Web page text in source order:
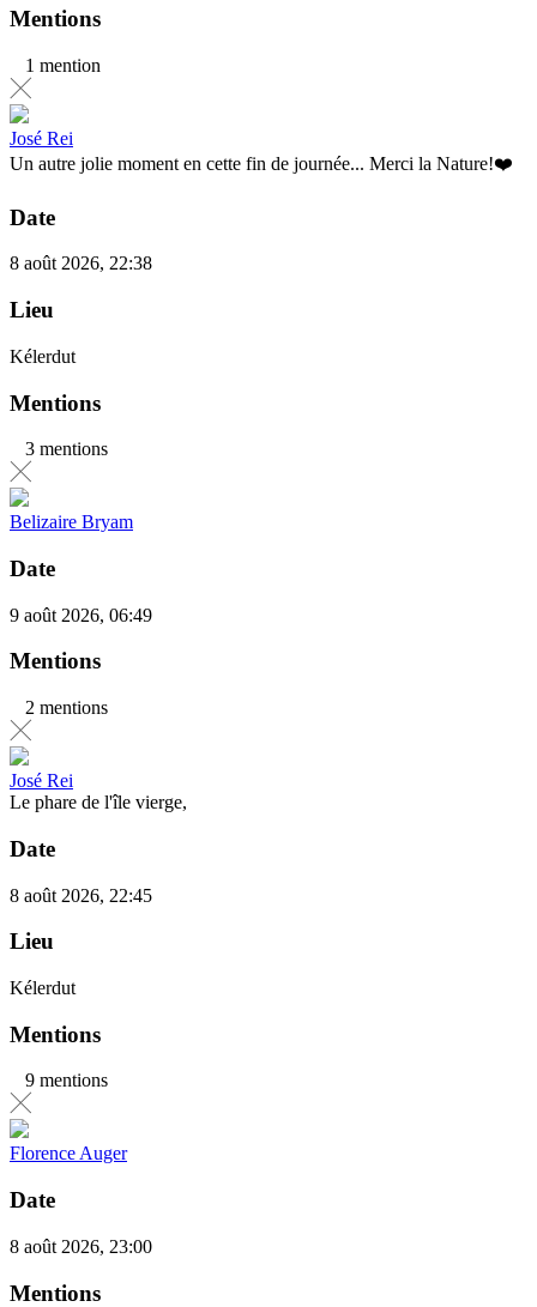
Mentions
1 mention
José Rei
Un autre jolie moment en cette fin de journée... Merci la Nature!❤️
Date
8 août 2026, 22:38
Lieu
Kélerdut
Mentions
3 mentions
Belizaire Bryam
Date
9 août 2026, 06:49
Mentions
2 mentions
José Rei
Le phare de l'île vierge,
Date
8 août 2026, 22:45
Lieu
Kélerdut
Mentions
9 mentions
Florence Auger
Date
8 août 2026, 23:00
Mentions